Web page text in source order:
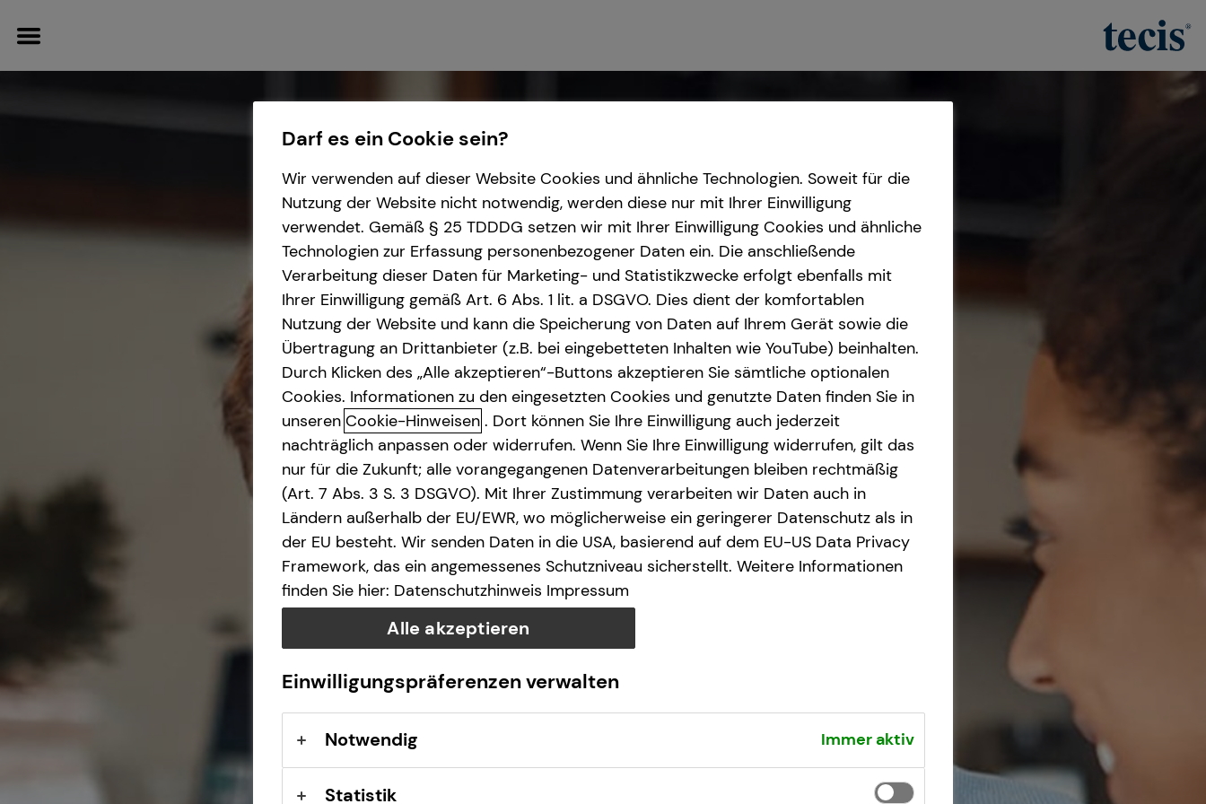
Versicherungen
Betriebshaftpflichtversicherung
Geschäftsinhaltsversicherung
Rechtsschutzversicherung
Cyberversicherung
Schadenabwicklung
Spezialisten-Netzwerk
Über tecis
Darf es ein Cookie sein?
Wir verwenden auf dieser Website Cookies und ähnliche Technologien. Soweit für die
Nutzung der Website nicht notwendig, werden diese nur mit Ihrer Einwilligung
verwendet. Gemäß § 25 TDDDG setzen wir mit Ihrer Einwilligung Cookies und ähnliche
Technologien zur Erfassung personenbezogener Daten ein. Die anschließende
Verarbeitung dieser Daten für Marketing- und Statistikzwecke erfolgt ebenfalls mit
Ihrer Einwilligung gemäß Art. 6 Abs. 1 lit. a DSGVO. Dies dient der komfortablen
Nutzung der Website und kann die Speicherung von Daten auf Ihrem Gerät sowie die
Übertragung an Drittanbieter (z.B. bei eingebetteten Inhalten wie YouTube) beinhalten.
Durch Klicken des „Alle akzeptieren“-Buttons akzeptieren Sie sämtliche optionalen
Cookies. Informationen zu den eingesetzten Cookies und genutzte Daten finden Sie in
unseren Cookie-Hinweisen . Dort können Sie Ihre Einwilligung auch jederzeit
nachträglich anpassen oder widerrufen. Wenn Sie Ihre Einwilligung widerrufen, gilt das
nur für die Zukunft; alle vorangegangenen Datenverarbeitungen bleiben rechtmäßig
(Art. 7 Abs. 3 S. 3 DSGVO). Mit Ihrer Zustimmung verarbeiten wir Daten auch in
Ländern außerhalb der EU/EWR, wo möglicherweise ein geringerer Datenschutz als in
der EU besteht. Wir senden Daten in die USA, basierend auf dem EU-US Data Privacy
Framework, das ein angemessenes Schutzniveau sicherstellt. Weitere Informationen
finden Sie hier: Datenschutzhinweis Impressum
Alle akzeptieren
Einwilligungspräferenzen verwalten
Notwendig Immer aktiv
Statistik